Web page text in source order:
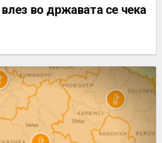
во државата се чека